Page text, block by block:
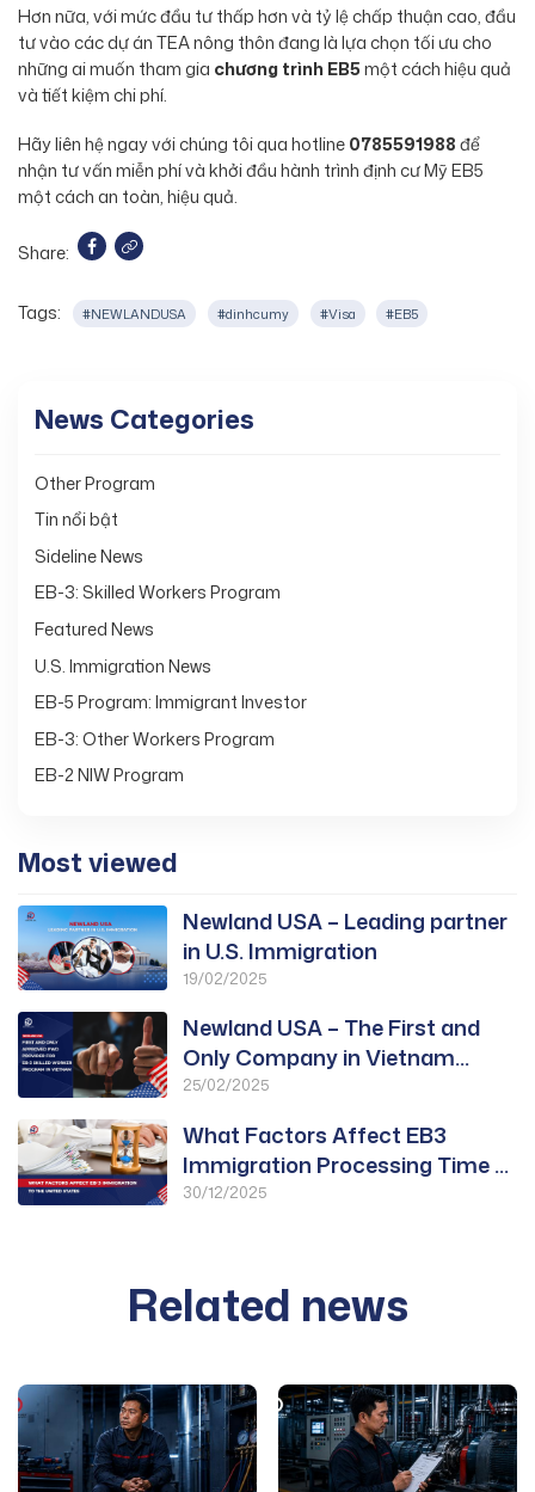
Hơn nữa, với mức đầu tư thấp hơn và tỷ lệ chấp thuận cao, đầu
tư vào các dự án TEA nông thôn đang là lựa chọn tối ưu cho
những ai muốn tham gia chương trình EB5một cách hiệu quả
và tiết kiệm chi phí.
Hãy liên hệ ngay với chúng tôi qua hotline0785591988để
nhận tư vấn miễn phí và khởi đầu hành trình định cư Mỹ EB5
một cách an toàn, hiệu quả.
Share:
Tags: #NEWLANDUSA #dinhcumy #Visa #EB5
News Categories
Other Program
Tin nổi bật
Sideline News
EB-3: Skilled Workers Program
Featured News
U.S. Immigration News
EB-5 Program: Immigrant Investor
EB-3: Other Workers Program
EB-2 NIW Program
Most viewed
Newland USA – Leading partner
in U.S. Immigration
19/02/2025
Newland USA – The First and
Only Company in Vietnam
Approved for PWD
25/02/2025
What Factors Affect EB3
Immigration Processing Time to
the United States?
30/12/2025
Related news